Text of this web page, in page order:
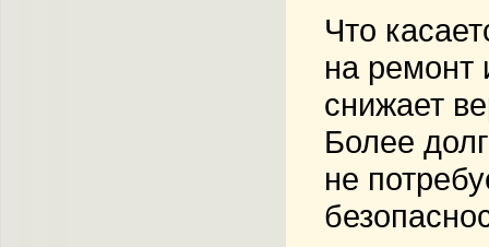
Что
на ремонт
снижает
Более
не